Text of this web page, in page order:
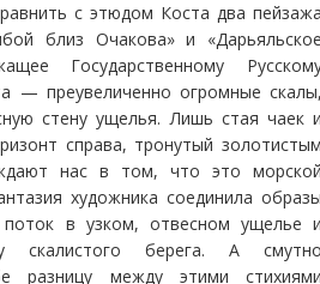
с этюдом Коста два
близ Очакова» и
Государственному
— преувеличенно огромные
стену ущелья. Лишь стая чаек
справа, тронутый
нас в том, что это
художника соединила
поток в узком, отвесном ущелье
скалистого берега. А
разницу между этими